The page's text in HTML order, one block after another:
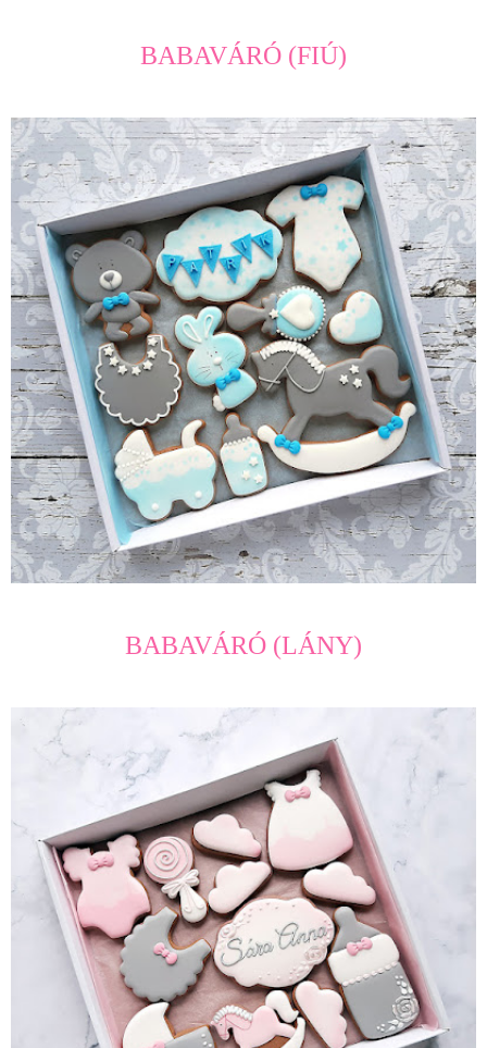
BABAVÁRÓ (FIÚ)
BABAVÁRÓ (LÁNY)